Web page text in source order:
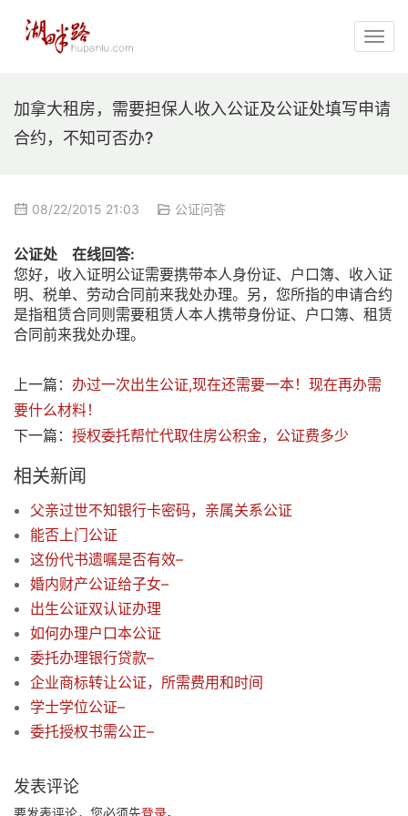
加拿大租房，需要担保人收入公证及公证处填写申请
合约，不知可否办?
08/22/2015 21:03 公证问答
公证处 在线回答:
您好，收入证明公证需要携带本人身份证、户口簿、收入证
明、税单、劳动合同前来我处办理。另，您所指的申请合约
是指租赁合同则需要租赁人本人携带身份证、户口簿、租赁
合同前来我处办理。
上一篇： 办过一次出生公证,现在还需要一本！现在再办需
要什么材料！
下一篇： 授权委托帮忙代取住房公积金，公证费多少
相关新闻
父亲过世不知银行卡密码，亲属关系公证
能否上门公证
这份代书遗嘱是否有效–
婚内财产公证给子女–
出生公证双认证办理
如何办理户口本公证
委托办理银行贷款–
企业商标转让公证，所需费用和时间
学士学位公证–
委托授权书需公正–
发表评论